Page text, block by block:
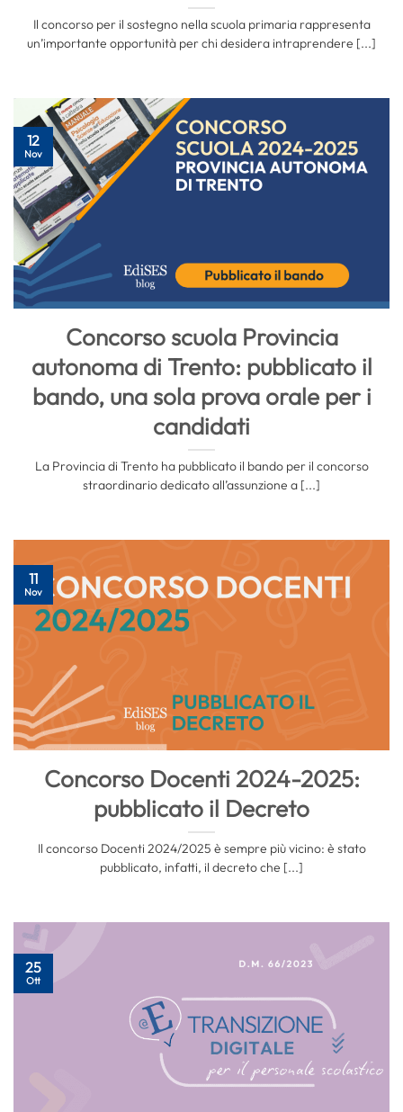
Il concorso per il sostegno nella scuola primaria rappresenta
un’importante opportunità per chi desidera intraprendere [...]
Concorso scuola Provincia
autonoma di Trento: pubblicato il
bando, una sola prova orale per i
candidati
La Provincia di Trento ha pubblicato il bando per il concorso
straordinario dedicato all’assunzione a [...]
12
Nov
Concorso Docenti 2024-2025:
pubblicato il Decreto
Il concorso Docenti 2024/2025 è sempre più vicino: è stato
pubblicato, infatti, il decreto che [...]
11
Nov
25
Ott